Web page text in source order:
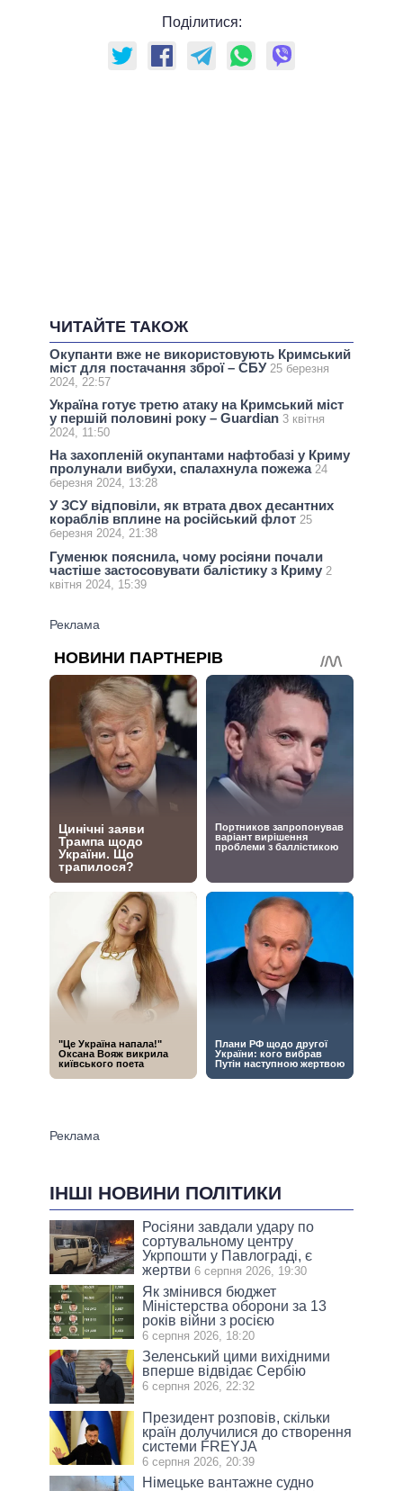
Поділитися:
ЧИТАЙТЕ ТАКОЖ
Окупанти вже не використовують Кримський
міст для постачання зброї – СБУ 25 березня
2024, 22:57
Україна готує третю атаку на Кримський міст
у першій половині року – Guardian 3 квітня
2024, 11:50
На захопленій окупантами нафтобазі у Криму
пролунали вибухи, спалахнула пожежа 24
березня 2024, 13:28
У ЗСУ відповіли, як втрата двох десантних
кораблів вплине на російський флот 25
березня 2024, 21:38
Гуменюк пояснила, чому росіяни почали
частіше застосовувати балістику з Криму 2
квітня 2024, 15:39
ІНШІ НОВИНИ ПОЛІТИКИ
Росіяни завдали удару по
сортувальному центру
Укрпошти у Павлограді, є
жертви 6 серпня 2026, 19:30
Як змінився бюджет
Міністерства оборони за 13
років війни з росією
6 серпня 2026, 18:20
Зеленський цими вихідними
вперше відвідає Сербію
6 серпня 2026, 22:32
Президент розповів, скільки
країн долучилися до створення
системи FREYJA
6 серпня 2026, 20:39
Німецьке вантажне судно